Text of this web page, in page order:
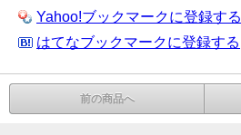
Yahoo!ブックマークに登録する
はてなブックマークに登録する
前の商品へ